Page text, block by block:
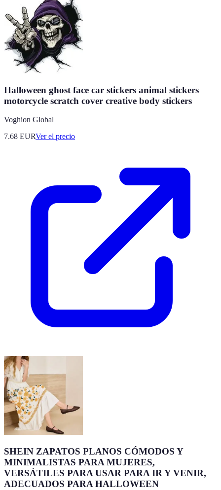
Halloween ghost face car stickers animal stickers
motorcycle scratch cover creative body stickers
Voghion Global
7.68 EURVer el precio
SHEIN ZAPATOS PLANOS CÓMODOS Y
MINIMALISTAS PARA MUJERES,
VERSÁTILES PARA USAR PARA IR Y VENIR,
ADECUADOS PARA HALLOWEEN